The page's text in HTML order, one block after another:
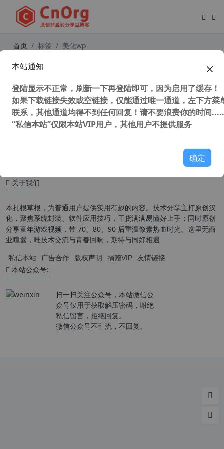
首页 标签 美化wp
关于我们
本扎根草根，为普通用户提供实用有趣的内容。技术分享主打原创汉
化，聚焦系统封装、软件应用技巧，干货满满易懂好上手；同时原创
分享童年游戏视频，带 70、80、90 后重温像素热血时光。这里无商
业喧嚣，唯技术交流与青春回响，期待与同好相遇
私信本站 广告合作 版权声明 捐赠VIP 友情链接
本站公众号:
扫一扫关注公众号，本站微信公
众号仅用于获取解压密码，谢绝
私信留言，拒绝回复。
微信公众号不引流，不回复。
本站通知
登陆显示不正常，刷新一下再登陆即可，因为启用了缓存！
如果下载链接失效或空链接，仅能通过唯一通道，左下方菜
联系，其他通道均得不到任何回复！请不要浪费你的时间
“私信本站”仅限本站VIP用户，其他用户不提供服务
确定